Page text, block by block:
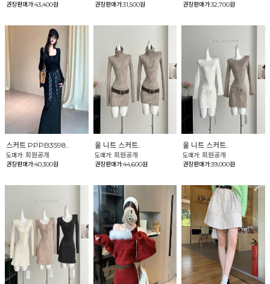
권장판매가:43,400원 권장판매가:31,500원 권장판매가:32,700원
스커트 PPPB3598..
도매가: 회원공개
권장판매가:40,300원
울 니트 스커트..
도매가: 회원공개
권장판매가:44,600원
울 니트 스커트..
도매가:회원공개
권장판매가:39,000원